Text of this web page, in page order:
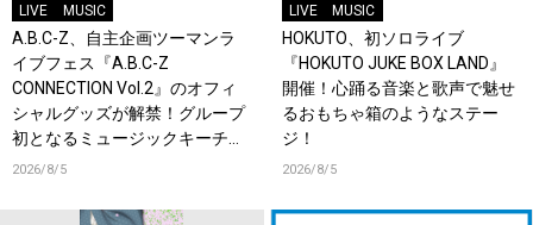
LIVE MUSIC
A.B.C-Z、自主企画ツーマンラ
イブフェス『A.B.C-Z
CONNECTION Vol.2』のオフィ
シャルグッズが解禁！グループ
初となるミュージックキーチェ
ーンが登場！
2026/8/5
LIVE MUSIC
HOKUTO、初ソロライブ
『HOKUTO JUKE BOX LAND』
開催！心踊る音楽と歌声で魅せ
るおもちゃ箱のようなステー
ジ！
2026/8/5